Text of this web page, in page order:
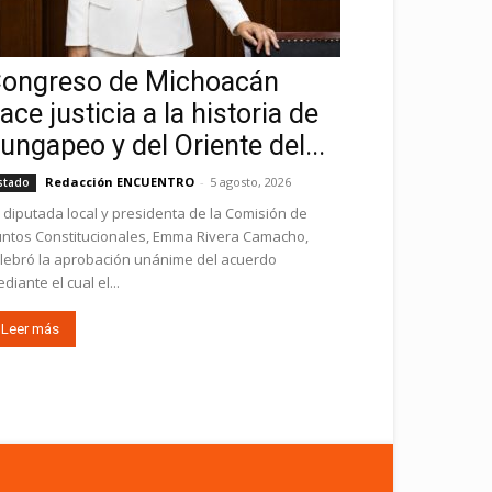
de Michoacán
justicia a la historia de
y del Oriente del...
Redacción ENCUENTRO - 5 agosto, 2026
diputada local y presidenta de la Comisión de
Constitucionales, Emma Rivera Camacho,
la aprobación unánime del acuerdo
el cual el...
Leer más